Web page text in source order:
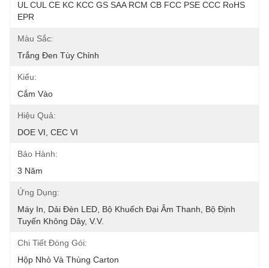
UL CUL CE KC KCC GS SAA RCM CB FCC PSE CCC RoHS
EPR
Màu Sắc:
Trắng Đen Tùy Chỉnh
Kiểu:
Cắm Vào
Hiệu Quả:
DOE VI, CEC VI
Bảo Hành:
3 Năm
Ứng Dụng:
Máy In, Dải Đèn LED, Bộ Khuếch Đại Âm Thanh, Bộ Định
Tuyến Không Dây, V.v.
Chi Tiết Đóng Gói:
Hộp Nhỏ Và Thùng Carton